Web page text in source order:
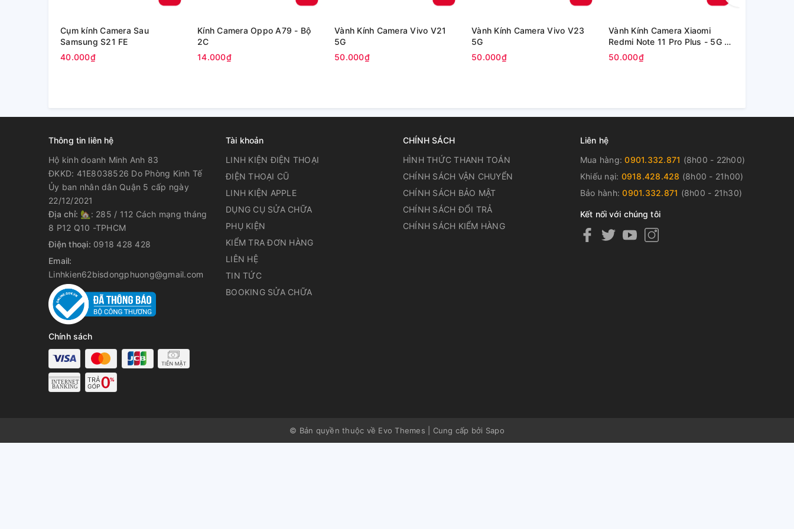
Cụm kính Camera Sau
Samsung S21 FE
40.000₫
Kính Camera Oppo A79 - Bộ
2C
14.000₫
Vành Kính Camera Vivo V21
5G
50.000₫
Vành Kính Camera Vivo V23
5G
50.000₫
Vành Kính Camera Xiaomi
Redmi Note 11 Pro Plus - 5G /
Redmi Note 11 Pro+ 5G
50.000₫
Thông tin liên hệ
Hộ kinh doanh Minh Anh 83
ĐKKD: 41E8038526 Do Phòng Kinh Tế
Ủy ban nhân dân Quận 5 cấp ngày
22/12/2021
Địa chỉ: 🏡: 285 / 112 Cách mạng tháng
8 P12 Q10 -TPHCM
Điện thoại: 0918 428 428
Email:
Linhkien62bisdongphuong@gmail.com
Chính sách
Tài khoản
LINH KIỆN ĐIỆN THOẠI
ĐIỆN THOẠI CŨ
LINH KIỆN APPLE
DỤNG CỤ SỬA CHỮA
PHỤ KIỆN
KIỂM TRA ĐƠN HÀNG
LIÊN HỆ
TIN TỨC
BOOKING SỬA CHỮA
CHÍNH SÁCH
HÌNH THỨC THANH TOÁN
CHÍNH SÁCH VẬN CHUYỂN
CHÍNH SÁCH BẢO MẬT
CHÍNH SÁCH ĐỔI TRẢ
CHÍNH SÁCH KIỂM HÀNG
Liên hệ
Mua hàng:0901.332.871 (8h00 - 22h00)
Khiếu nại: 0918.428.428 (8h00 - 21h00)
Bảo hành:0901.332.871 (8h00 - 21h30)
Kết nối với chúng tôi
© Bản quyền thuộc về Evo Themes Cung cấp bởi Sapo